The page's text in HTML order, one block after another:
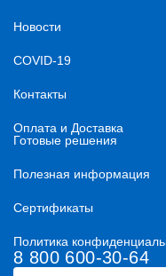
Новости
COVID-19
Контакты
Оплата и Доставка
Готовые решения
Полезная информация
Сертификаты
Политика
8 800 600-30-64